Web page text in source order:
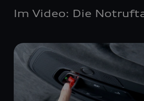
Im Video: Die